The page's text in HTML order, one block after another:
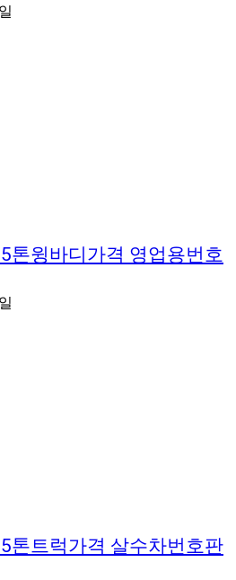
톤윙바디가격 영업용번호
톤트럭가격 살수차번호판